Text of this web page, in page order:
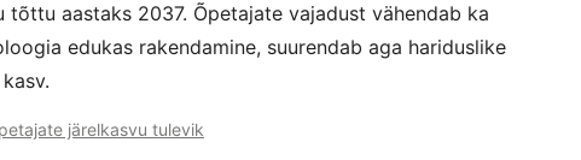
tõttu aastaks 2037. Õpetajate vajadust vähendab ka
edukas rakendamine, suurendab aga hariduslike
järelkasvu tulevik